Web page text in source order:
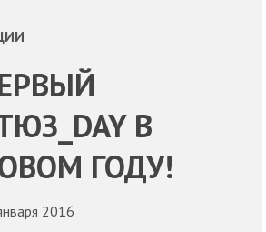
В
ГОДУ!
2016